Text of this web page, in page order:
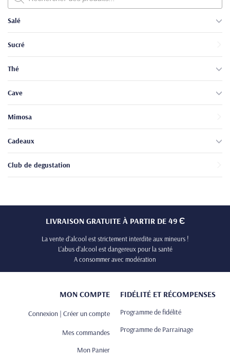
produits
Salé
Sucré
Thé
Cave
Mimosa
Cadeaux
Club de degustation
LIVRAISON GRATUITE À PARTIR DE 49 Є
La vente d’alcool est strictement interdite aux mineurs !
L’abus d’alcool est dangereux pour la santé
A consommer avec modération
MON COMPTE
Connexion | Créer un compte
Mes commandes
Mon Panier
FIDÉLITÉ ET RÉCOMPENSES
Programme de fidélité
Programme de Parrainage